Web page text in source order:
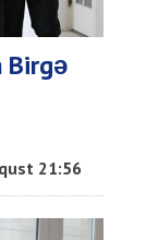
Birgə
21:56